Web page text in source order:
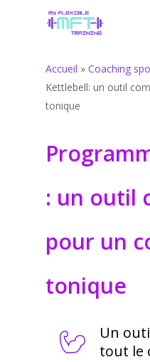
Accueil » Coaching
Kettlebell: un outil
tonique
: un outil
pour un
tonique
Un
tout le